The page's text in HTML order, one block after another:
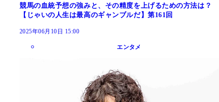
競馬の血統予想の強みと、その精度を上げるための方法は？
【じゃいの人生は最高のギャンブルだ】第161回
2025年06月10日 15:00
エンタメ